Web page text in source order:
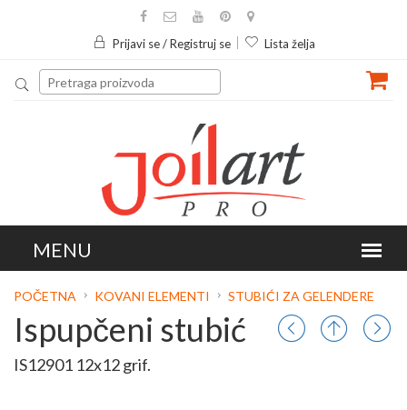
Prijavi se / Registruj se Lista želja
POČETNA KOVANI ELEMENTI STUBIĆI ZA GELENDERE
Ispupčeni stubić
IS12901 12x12 grif.